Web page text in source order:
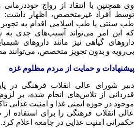
وی همچنین با انتقاد از رواج
توسط افراد غیرمتخصص، اظهار داشت:
طب سنتی یا طب اسلامی اقدام به تجویز
که این امر می‌تواند آسیب‌های جدی به
داروهای گیاهی نیز مانند داروهای
بی‌رویه و بدون تجویز متخصص، می‌توانند
پیشنهادات و حمایت از مردم مظلوم غزه
دبیر شورای عالی انقلاب فرهنگی در
قدردانی از تلاش‌های انجام شده، بر
موجود در حوزه ایمنی غذا و امنیت غذایی
عالی انقلاب فرهنگی را برای استفاده
حکمرانی امنیت غذایی در جامعه اعلام کرد.